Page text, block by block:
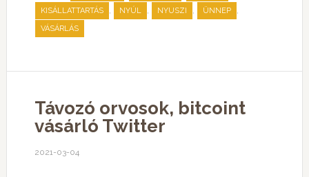
KISÁLLATTARTÁS , NYÚL , NYUSZI , ÜNNEP ,
VÁSÁRLÁS
Távozó orvosok, bitcoint
vásárló Twitter
2021-03-04